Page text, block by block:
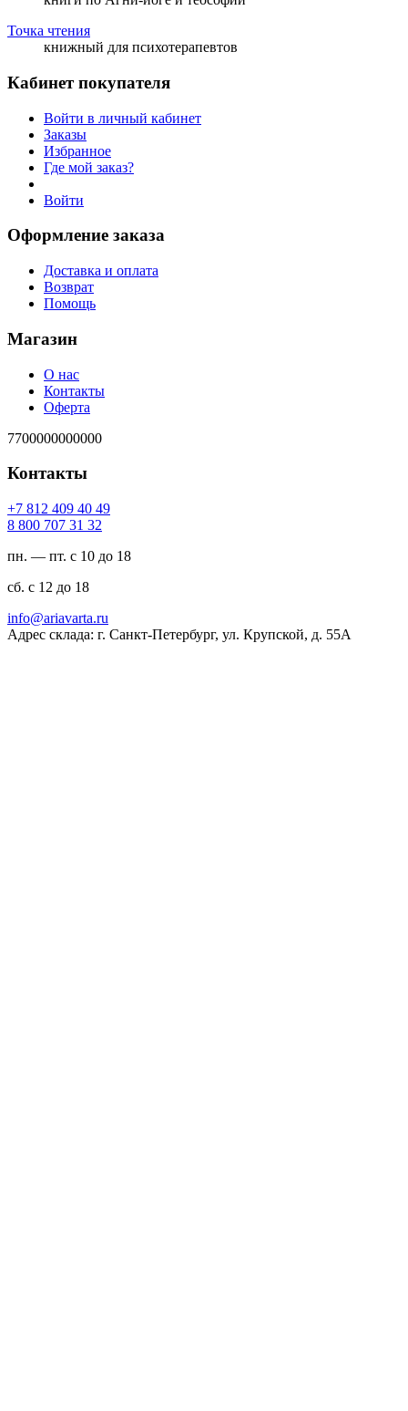
Точка чтения
книжный для психотерапевтов
Кабинет покупателя
Войти в личный кабинет
Заказы
Избранное
Где мой заказ?
Войти
Оформление заказа
Доставка и оплата
Возврат
Помощь
Магазин
О нас
Контакты
Оферта
7700000000000
Контакты
94 04 904 218 7+
23 13 707 008 8
пн. — пт. с 10 до 18
сб. с 12 до 18
ur.atravaira@ofni
Адрес склада: г. Санкт-Петербург, ул. Крупской, д. 55А